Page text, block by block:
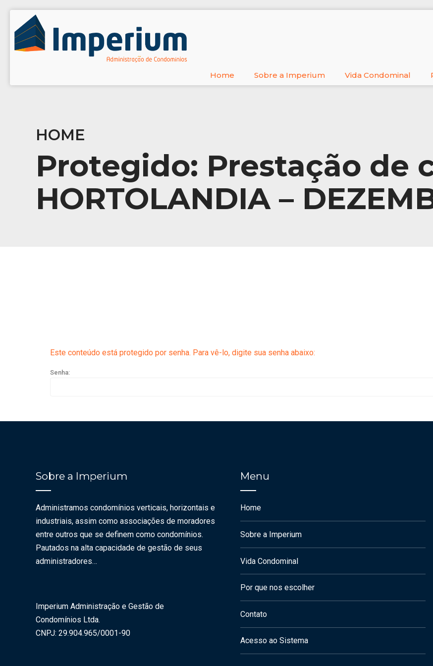
Home Sobre a Imperium Vida Condominal
HOME
Protegido: Prestação de
HORTOLANDIA –
Este conteúdo está protegido por senha. Para vê-lo, digite sua senha abaixo:
Senha:
Sobre a Imperium
Administramos condomínios verticais, horizontais e
industriais, assim como associações de moradores
entre outros que se definem como condomínios.
Pautados na alta capacidade de gestão de seus
administradores…
Imperium Administração e Gestão de
Condomínios Ltda.
CNPJ: 29.904.965/0001-90
Menu
Home
Sobre a Imperium
Vida Condominal
Por que nos escolher
Contato
Acesso ao Sistema